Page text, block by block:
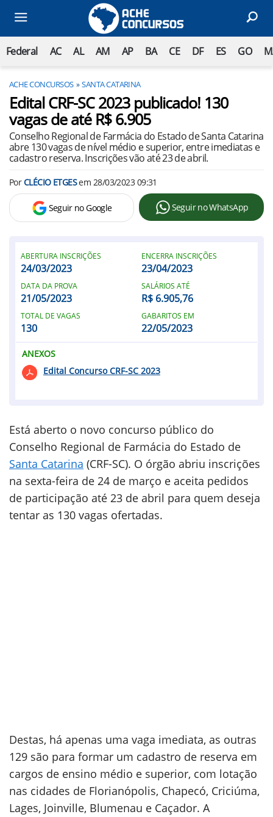
Federal AC AL AM AP BA CE DF ES GO
ACHE CONCURSOS SANTA CATARINA
Edital CRF-SC 2023 publicado! 130
vagas de até R$ 6.905
Conselho Regional de Farmácia do Estado de Santa Catarina
abre 130 vagas de nível médio e superior, entre imediatas e
cadastro reserva. Inscrições vão até 23 de abril.
PorCLÉCIO ETGESem 28/03/2023 09:31
Seguir no Google Seguir no WhatsApp
Está aberto o novo concurso público do
Conselho Regional de Farmácia do Estado de
Santa Catarina (CRF-SC). O órgão abriu inscrições
na sexta-feira de 24 de março e aceita pedidos
de participação até 23 de abril para quem deseja
tentar as 130 vagas ofertadas.
ABERTURA INSCRIÇÕES
24/03/2023
ENCERRA INSCRIÇÕES
23/04/2023
DATA DA PROVA
21/05/2023
SALÁRIOS ATÉ
R$ 6.905,76
TOTAL DE VAGAS
130
GABARITOS EM
22/05/2023
ANEXOS
Edital Concurso CRF-SC 2023
Destas, há apenas uma vaga imediata, as outras
129 são para formar um cadastro de reserva em
cargos de ensino médio e superior, com lotação
nas cidades de Florianópolis, Chapecó, Criciúma,
Lages, Joinville, Blumenau e Caçador. A